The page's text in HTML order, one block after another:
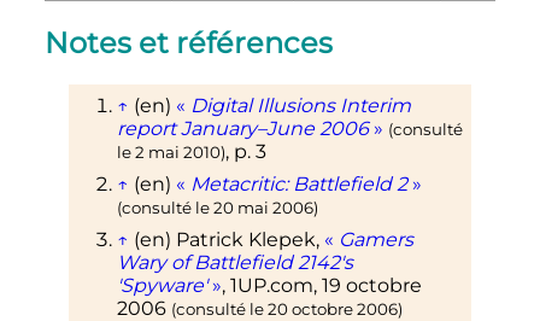
Notes et références
↑ (en) « Digital Illusions Interim
report January–June 2006 » (consulté
le2 mai 2010), p. 3
↑ (en) « Metacritic: Battlefield 2 »
(consulté le20 mai 2006)
↑ (en) Patrick Klepek, « Gamers
Wary of Battlefield 2142's
'Spyware' », 1UP.com, 19 octobre
2006 (consulté le20 octobre 2006)